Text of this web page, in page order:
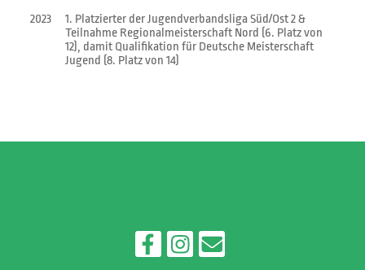
2023
1. Platzierter der Jugendverbandsliga Süd/Ost 2 &
Teilnahme Regionalmeisterschaft Nord (6. Platz von
12), damit Qualifikation für Deutsche Meisterschaft
Jugend (8. Platz von 14)